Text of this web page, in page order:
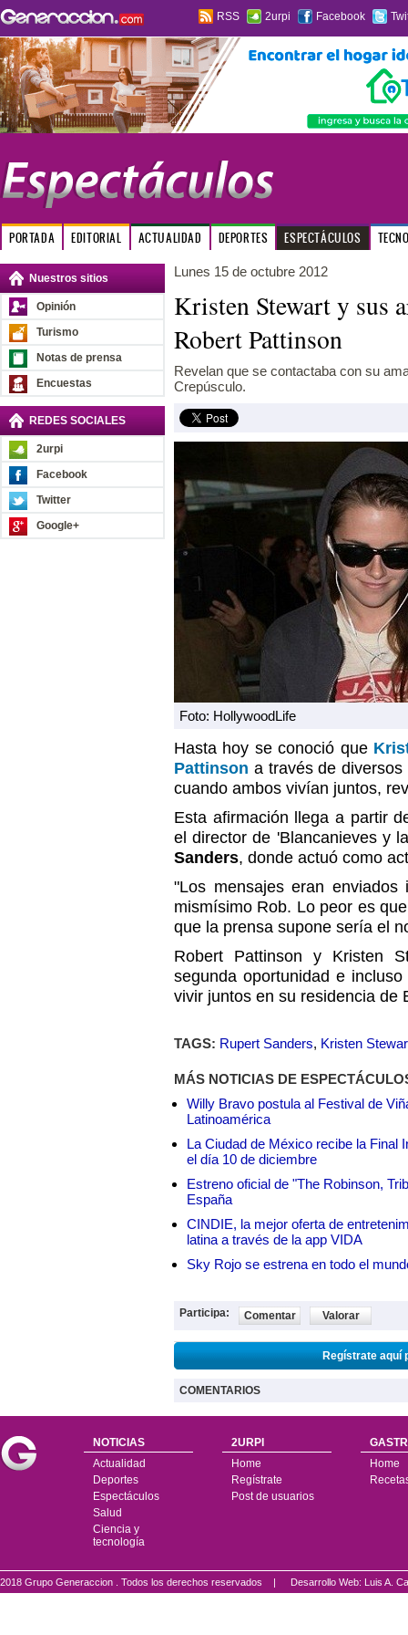
RSS 2urpi Facebook
PORTADA EDITORIAL ACTUALIDAD DEPORTES ESPECTÁCULOS
Nuestros sitios
Opinión
Turismo
Notas de prensa
Encuestas
REDES SOCIALES
2urpi
Facebook
Twitter
Google+
Lunes 15 de octubre 2012
Kristen Stewart y sus
Robert Pattinson
Revelan que se contactaba con su
Crepúsculo.
Foto: HollywoodLife
Hasta hoy se conoció que
Pattinson a través de
cuando ambos vivían juntos,
Esta afirmación llega a partir
el director de 'Blancanieves y
Sanders, donde actuó como
"Los mensajes eran
mismísimo Rob. Lo peor es
que la prensa supone sería el
Robert Pattinson y Kristen
segunda oportunidad e
vivir juntos en su residencia de
TAGS: Rupert Sanders, Kristen
MÁS NOTICIAS DE
Willy Bravo postula al Festival de
Latinoamérica
La Ciudad de México recibe la Final
el día 10 de diciembre
Estreno oficial de "The Robinson,
España
CINDIE, la mejor oferta de
latina a través de la app VIDA
Sky Rojo se estrena en todo el
Participa: Comentar Valorar
Regístrate aquí
COMENTARIOS
NOTICIAS
Actualidad
Deportes
Espectáculos
Salud
Ciencia y
tecnología
2URPI
Home
Regístrate
Post de usuarios
Home
2018 Grupo Generaccion . Todos los derechos reservados | Desarrollo Web: Luis